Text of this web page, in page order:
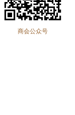
商会公众号